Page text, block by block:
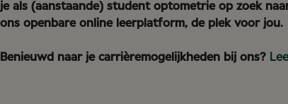
je als (aanstaande) student optometrie op zoek
ons openbare online leerplatform, de plek voor jou.
Benieuwd naar je carrièremogelijkheden bij ons?